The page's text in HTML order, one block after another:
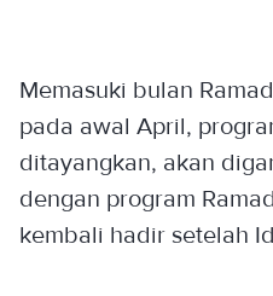
Memasuki bulan
pada awal April,
ditayangkan, akan
dengan program
kembali hadir setelah